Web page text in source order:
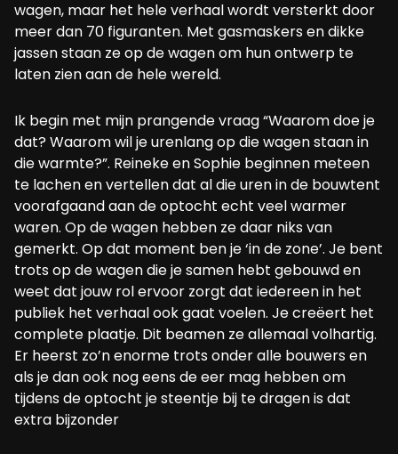
wagen, maar het hele verhaal wordt versterkt door
meer dan 70 figuranten. Met gasmaskers en dikke
jassen staan ze op de wagen om hun ontwerp te
laten zien aan de hele wereld.
Ik begin met mijn prangende vraag “Waarom doe je
dat? Waarom wil je urenlang op die wagen staan in
die warmte?”. Reineke en Sophie beginnen meteen
te lachen en vertellen dat al die uren in de bouwtent
voorafgaand aan de optocht echt veel warmer
waren. Op de wagen hebben ze daar niks van
gemerkt. Op dat moment ben je ‘in de zone’. Je bent
trots op de wagen die je samen hebt gebouwd en
weet dat jouw rol ervoor zorgt dat iedereen in het
publiek het verhaal ook gaat voelen. Je creëert het
complete plaatje. Dit beamen ze allemaal volhartig.
Er heerst zo’n enorme trots onder alle bouwers en
als je dan ook nog eens de eer mag hebben om
tijdens de optocht je steentje bij te dragen is dat
extra bijzonder